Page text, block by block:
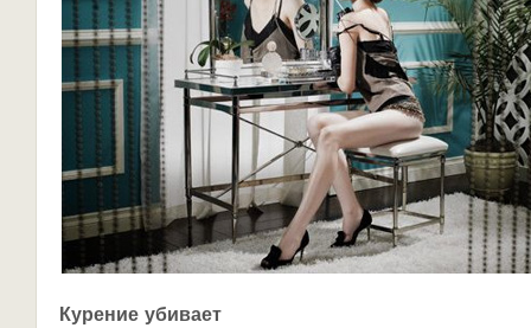
Курение убивает